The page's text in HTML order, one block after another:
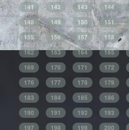
141
142 143 144
148
149 150 151
155
156 157 158
162
163 164 165
169
170 171 172
176
177 178 179
183
184 185 186
190
191 192 193
197
198 199 200